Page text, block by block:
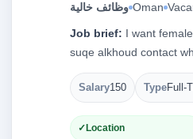
وظائف خالية Oman
Job brief: I want
suqe alkhoud contact
Salary150 TypeFull-
Location